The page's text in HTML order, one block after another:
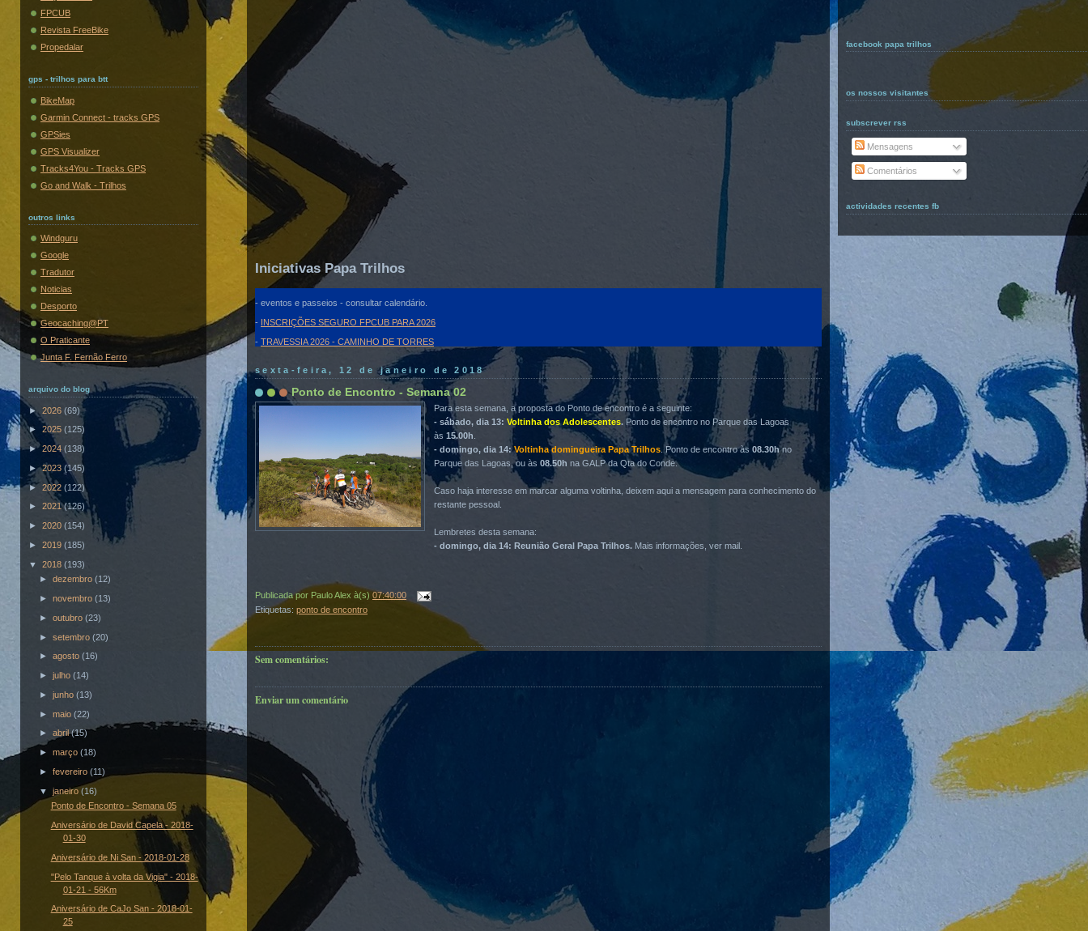
FPCUB
Revista FreeBike
Propedalar
gps - trilhos para btt
BikeMap
Garmin Connect - tracks GPS
GPSies
GPS Visualizer
Tracks4You - Tracks GPS
Go and Walk - Trilhos
outros links
Windguru
Google
Tradutor
Noticias
Desporto
Geocaching@PT
O Praticante
Junta F. Fernão Ferro
arquivo do blog
► 2026 (69)
► 2025 (125)
►2024 (138)
►2023 (145)
► 2022 (122)
► 2021(126)
► 2020 (154)
► 2019 (185)
▼ 2018 (193)
►dezembro(12)
►novembro(13)
►outubro(23)
►setembro(20)
►agosto(16)
►julho(14)
►junho(13)
►maio(22)
►abril(15)
►março(18)
►fevereiro(11)
▼janeiro(16)
Ponto de Encontro - Semana 05
Aniversário de David Capela - 2018-
01-30
Aniversário de Ni San - 2018-01-28
"Pelo Tanque à volta da Vigia" - 2018-
01-21 - 56Km
Aniversário de CaJo San - 2018-01-
25
Iniciativas Papa Trilhos
- eventos e passeios - consultar calendário.
- INSCRIÇÕES SEGURO FPCUB PARA 2026
- TRAVESSIA 2026 - CAMINHO DE TORRES
sexta-feira, 12 de janeiro de 2018
Ponto de Encontro - Semana 02
Para esta semana, a proposta do Ponto de encontro é a seguinte:
- sábado, dia 13:Voltinha dos Adolescentes. Ponto de encontro no Parque das Lagoas
às 15.00h.
- domingo, dia 14:Voltinha domingueira Papa Trilhos. Ponto de encontro às08.30hno
Parque das Lagoas, ou às08.50h na GALP da Qta do Conde.
Caso haja interesse em marcar alguma voltinha, deixem aqui a mensagem para conhecimento do
restante pessoal.
Lembretes desta semana:
- domingo, dia 14: Reunião Geral Papa Trilhos. Mais informações, ver mail.
Publicada por Paulo Alex à(s) 07:40:00
Etiquetas: ponto de encontro
Sem comentários:
Enviar um comentário
facebook papa trilhos
os nossos visitantes
subscrever rss
Mensagens
Comentários
actividades recentes fb